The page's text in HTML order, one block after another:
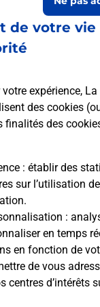
de votre vie
expérience,
des cookies
finalités des
: établir des
sur l’utilisation
:
en temps
en fonction de
de vous
centres d’intérêts
du courrier
nouvel onglet